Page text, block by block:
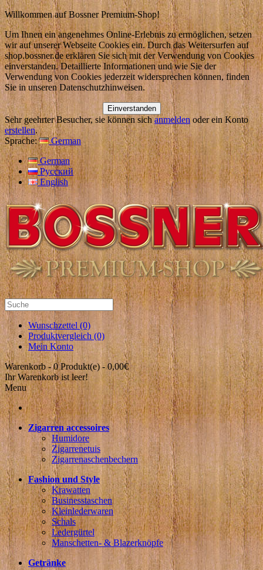
Willkommen auf Bossner Premium-Shop!
Um Ihnen ein angenehmes Online-Erlebnis zu ermöglichen, setzen
wir auf unserer Webseite Cookies ein. Durch das Weitersurfen auf
shop.bossner.de erklären Sie sich mit der Verwendung von Cookies
einverstanden. Detaillierte Informationen und wie Sie der
Verwendung von Cookies jederzeit widersprechen können, finden
Sie in unseren Datenschutzhinweisen.
Einverstanden
Sehr geehrter Besucher, sie können sich anmelden oder ein Konto
erstellen.
Sprache:
German
German
Русский
English
Wunschzettel (0)
Produktvergleich (0)
Mein Konto
Warenkorb -0 Produkt(e) - 0,00€
Ihr Warenkorb ist leer!
Menu
Zigarren accessoires
Humidore
Zigarrenetuis
Zigarrenaschenbechern
Fashion und Style
Krawatten
Businesstaschen
Kleinlederwaren
Schals
Ledergürtel
Manschetten- & Blazerknöpfe
Getränke